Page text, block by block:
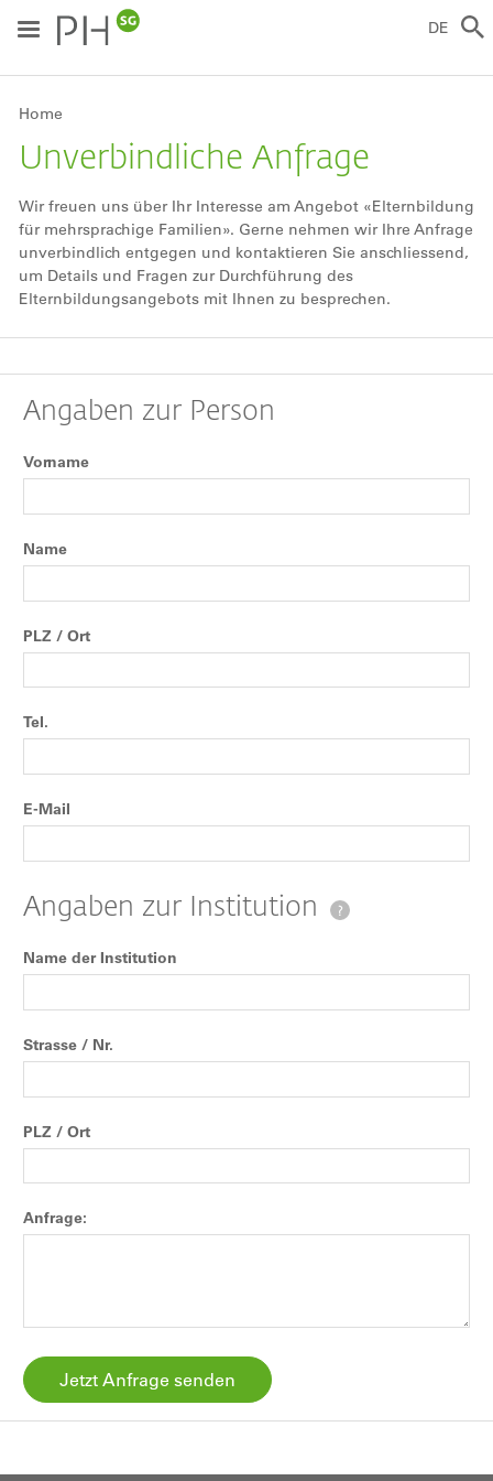
zum
Inhalt
DE
Breadcrumb
Home
Unverbindliche Anfrage
Wir freuen uns über Ihr Interesse am Angebot «Elternbildung
für mehrsprachige Familien». Gerne nehmen wir Ihre Anfrage
unverbindlich entgegen und kontaktieren Sie anschliessend,
um Details und Fragen zur Durchführung des
Elternbildungsangebots mit Ihnen zu besprechen.
Angaben zur Person
Vorname
Name
PLZ / Ort
Tel.
E-Mail
Angaben zur Institution ?
Name der Institution
Strasse / Nr.
PLZ / Ort
Anfrage: